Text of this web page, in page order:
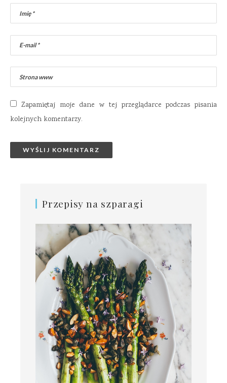
Zapamiętaj moje dane w tej przeglądarce podczas pisania
kolejnych komentarzy.
Przepisy na szparagi